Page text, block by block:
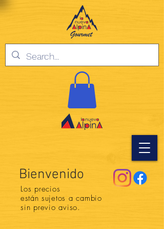
Bienvenido
Los precios
están sujetos a cambio
sin previo aviso.